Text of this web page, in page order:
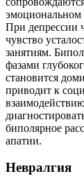
эмоциональном
При депрессии
чувство
занятиям.
фазами
становится
приводит к
биполярное
апатии.
Невралгия